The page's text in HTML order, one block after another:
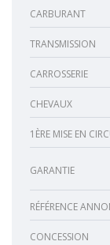
CARBURANT
TRANSMISSION
CARROSSERIE
CHEVAUX
1ÈRE MISE EN
GARANTIE
RÉFÉRENCE
CONCESSION